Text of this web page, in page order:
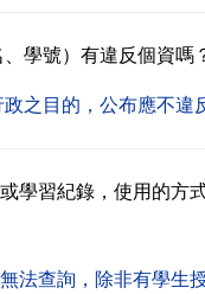
學號）有違反個資嗎
之目的，公布應不違
學習紀錄，使用的
法查詢，除非有學生